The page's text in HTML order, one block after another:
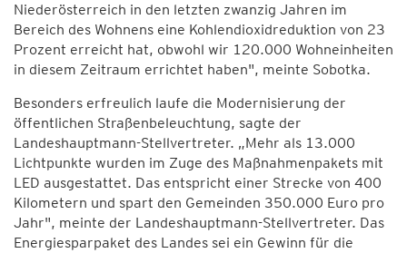
Niederösterreich in den letzten zwanzig Jahren im
Bereich des Wohnens eine Kohlendioxidreduktion von 23
Prozent erreicht hat, obwohl wir 120.000 Wohneinheiten
in diesem Zeitraum errichtet haben", meinte Sobotka.
Besonders erfreulich laufe die Modernisierung der
öffentlichen Straßenbeleuchtung, sagte der
Landeshauptmann-Stellvertreter. „Mehr als 13.000
Lichtpunkte wurden im Zuge des Maßnahmenpakets mit
LED ausgestattet. Das entspricht einer Strecke von 400
Kilometern und spart den Gemeinden 350.000 Euro pro
Jahr", meinte der Landeshauptmann-Stellvertreter. Das
Energiesparpaket des Landes sei ein Gewinn für die